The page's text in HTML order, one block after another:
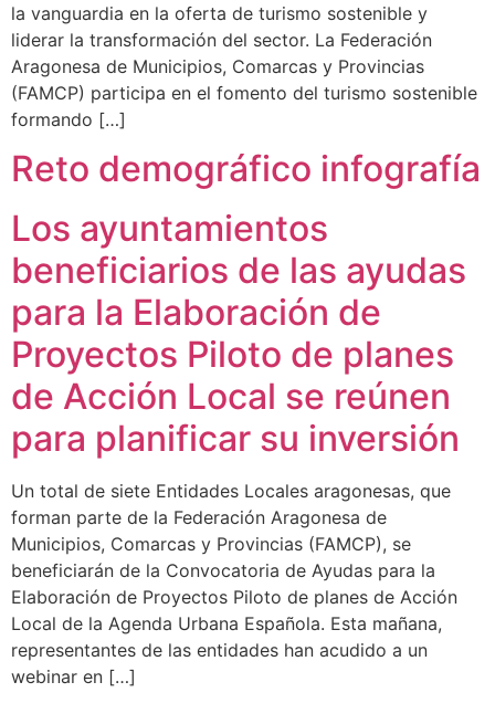
la vanguardia en la oferta de turismo sostenible y
liderar la transformación del sector. La Federación
Aragonesa de Municipios, Comarcas y Provincias
(FAMCP) participa en el fomento del turismo sostenible
formando […]
Reto demográfico infografía
Los ayuntamientos
beneficiarios de las ayudas
para la Elaboración de
Proyectos Piloto de planes
de Acción Local se reúnen
para planificar su inversión
Un total de siete Entidades Locales aragonesas, que
forman parte de la Federación Aragonesa de
Municipios, Comarcas y Provincias (FAMCP), se
beneficiarán de la Convocatoria de Ayudas para la
Elaboración de Proyectos Piloto de planes de Acción
Local de la Agenda Urbana Española. Esta mañana,
representantes de las entidades han acudido a un
webinar en […]